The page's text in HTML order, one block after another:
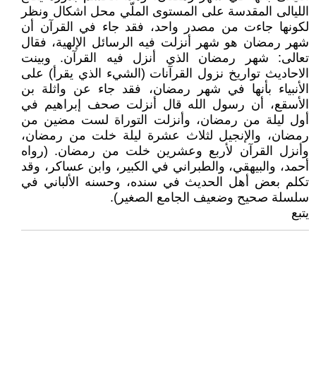
الليالى المقدسة على المستوى الملّي محل اشكال ونظر
لكونها جاءت من مصدر واحد، فقد جاء في القرآن أن
شهر رمضان هو شهر أنزلت فيه الرسائل الإلهية، فقال
تعالى: شهر رمضان الذي أنزل فيه القرآن. وبينت
الاحاديث تواريخ نزول القرآنات (الشيء الذي يقرأ) على
الأنبياء بأنها في شهر رمضان، فقد جاء عن واثلة بن
الأسقع، أن رسول الله قال أنزلت صحف إبراهيم في
أول ليلة من رمضان، وأنزلت التوراة لست مضين من
رمضان، والإنجيل لثلاث عشرة ليلة خلت من رمضان،
وأنزل القرآن لأربع وعشرين خلت من رمضان. (رواه
أحمد، والبيهقي، والطبراني في الكبير، وابن عساكر، وقد
تكلم بعض أهل الحديث في سنده، وحسنه الألباني في
سلسلة صحيح وضعيف الجامع الصغير).
يتبع